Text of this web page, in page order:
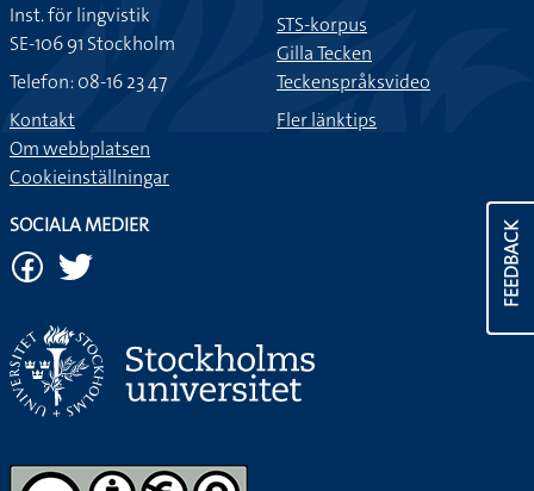
FEEDBACK
Inst. för lingvistik
SE-106 91 Stockholm
Telefon: 08-16 23 47
Kontakt
Om webbplatsen
Cookieinställningar
STS-korpus
Gilla Tecken
Teckenspråksvideo
Fler länktips
SOCIALA MEDIER